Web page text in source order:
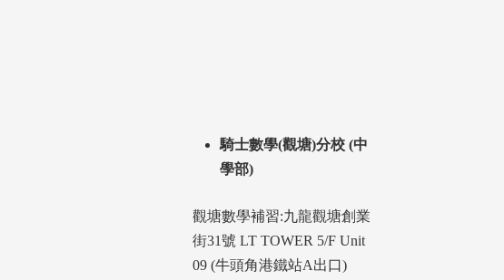
騎士數學(觀塘)分校 (中
學部)
觀塘數學補習:九龍觀塘創業
街31號 LT TOWER 5/F Unit
09 (牛頭角港鐵站A出口)